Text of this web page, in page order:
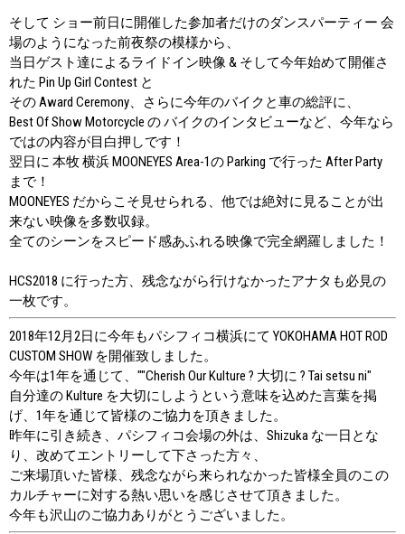
そして ショー前日に開催した参加者だけのダンスパーティー 会
場のようになった前夜祭の模様から、
当日ゲスト達によるライドイン映像 & そして今年始めて開催さ
れた Pin Up Girl Contest と
その Award Ceremony、さらに今年のバイクと車の総評に、
Best Of Show Motorcycle の バイクのインタビューなど、今年なら
ではの内容が目白押しです！
翌日に 本牧 横浜 MOONEYES Area-1の Parking で行った After Party
まで！
MOONEYES だからこそ見せられる、他では絶対に見ることが出
来ない映像を多数収録。
全てのシーンをスピード感あふれる映像で完全網羅しました！
HCS2018 に行った方、残念ながら行けなかったアナタも必見の
一枚です。
2018年12月2日に今年もパシフィコ横浜にて YOKOHAMA HOT ROD
CUSTOM SHOW を開催致しました。
今年は1年を通じて、""Cherish Our Kulture ? 大切に ? Tai setsu ni"
自分達の Kulture を大切にしようという意味を込めた言葉を掲
げ、1年を通じて皆様のご協力を頂きました。
昨年に引き続き、パシフィコ会場の外は、Shizuka な一日とな
り、改めてエントリーして下さった方々、
ご来場頂いた皆様、残念ながら来られなかった皆様全員のこの
カルチャーに対する熱い思いを感じさせて頂きました。
今年も沢山のご協力ありがとうございました。